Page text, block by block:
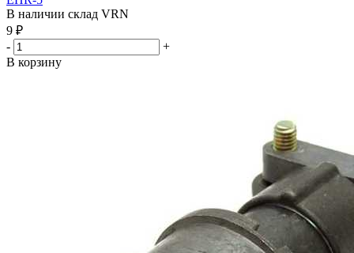
В наличии склад VRN
9 ₽
-
+
В корзину